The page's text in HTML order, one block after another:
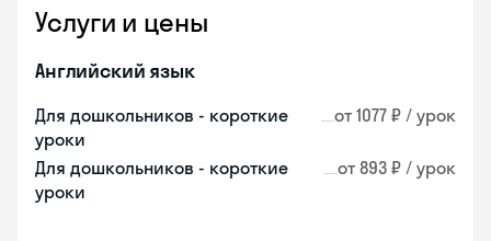
Услуги и цены
Английский язык
Для дошкольников - короткие
уроки
от 1077 ₽ / урок
Для дошкольников - короткие
уроки
от 893 ₽ / урок